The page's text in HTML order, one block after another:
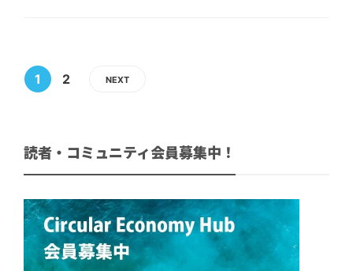
1 2 NEXT
読者・コミュニティ会員募集中！